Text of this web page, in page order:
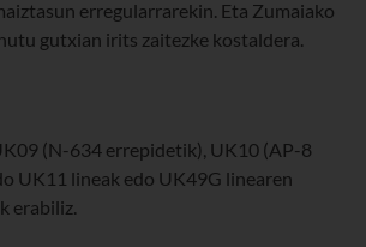
erregularrarekin. Eta Zumaiako
gutxian irits zaitezke kostaldera.
(N-634 errepidetik), UK10 (AP-8
UK11 lineak edo UK49G linearen
erabiliz.